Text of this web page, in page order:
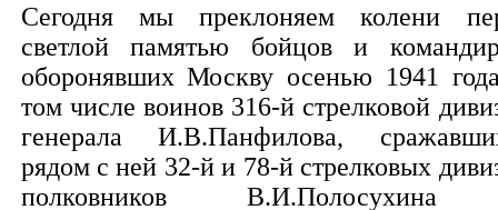
Сегодня мы преклоняем колени
светлой памятью бойцов и
оборонявших Москву осенью 1941
том числе воинов 316-й стрелковой
генерала И.В.Панфилова,
рядом с ней 32-й и 78-й стрелковых
полковников